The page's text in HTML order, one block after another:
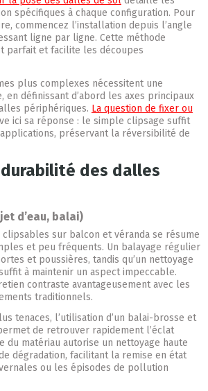
spécifiques à chaque configuration. Pour
commencez l’installation depuis l’angle
ligne par ligne. Cette méthode
parfait et facilite les découpes
plus complexes nécessitent une
en définissant d’abord les axes principaux
périphériques. La question de fixer ou
ici sa réponse : le simple clipsage suffit
préservant la réversibilité de
des dalles
d’eau, balai)
clipsables sur balcon et véranda se résume
et peu fréquents. Un balayage régulier
et poussières, tandis qu’un nettoyage
à maintenir un aspect impeccable.
contraste avantageusement avec les
traditionnels.
tenaces, l’utilisation d’un balai-brosse et
de retrouver rapidement l’éclat
du matériau autorise un nettoyage haute
dégradation, facilitant la remise en état
ou les épisodes de pollution